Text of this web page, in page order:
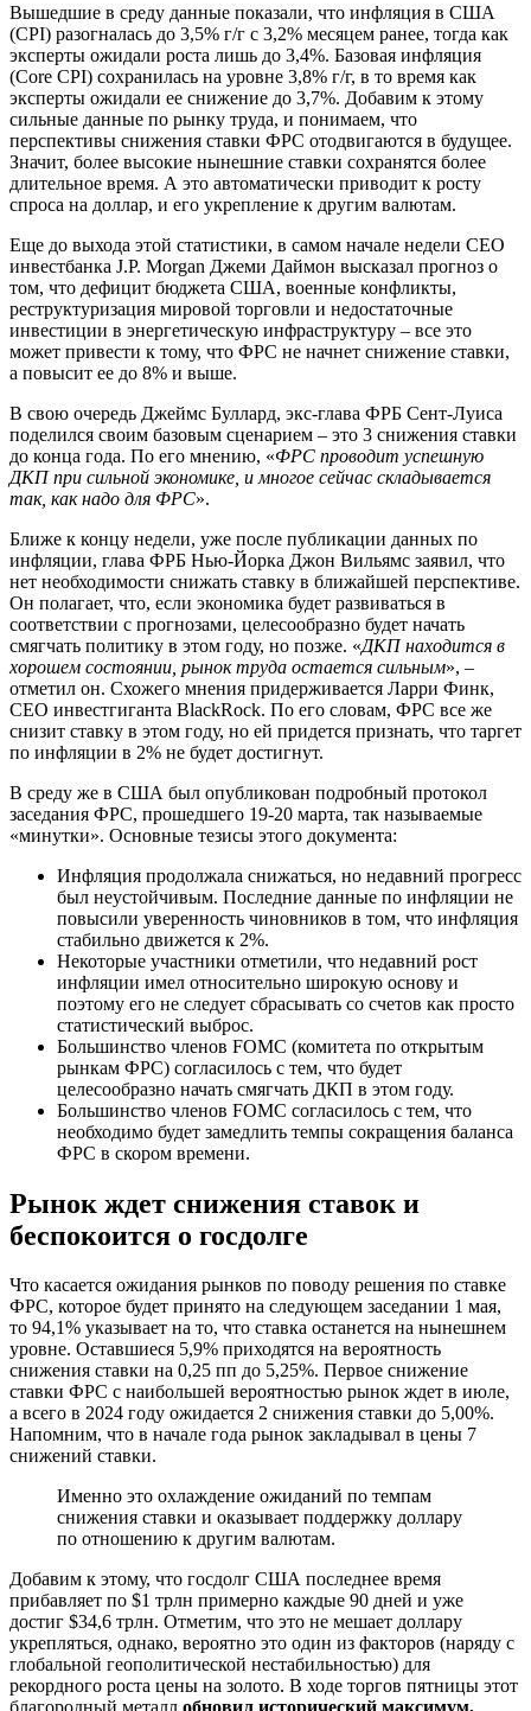
Вышедшие в среду данные показали, что инфляция в США
(CPI) разогналась до 3,5% г/г с 3,2% месяцем ранее, тогда как
эксперты ожидали роста лишь до 3,4%. Базовая инфляция
(Core CPI) сохранилась на уровне 3,8% г/г, в то время как
эксперты ожидали ее снижение до 3,7%. Добавим к этому
сильные данные по рынку труда, и понимаем, что
перспективы снижения ставки ФРС отодвигаются в будущее.
Значит, более высокие нынешние ставки сохранятся более
длительное время. А это автоматически приводит к росту
спроса на доллар, и его укрепление к другим валютам.
Еще до выхода этой статистики, в самом начале недели CEO
инвестбанка J.P. Morgan Джеми Даймон высказал прогноз о
том, что дефицит бюджета США, военные конфликты,
реструктуризация мировой торговли и недостаточные
инвестиции в энергетическую инфраструктуру – все это
может привести к тому, что ФРС не начнет снижение ставки,
а повысит ее до 8% и выше.
В свою очередь Джеймс Буллард, экс-глава ФРБ Сент-Луиса
поделился своим базовым сценарием – это 3 снижения ставки
до конца года. По его мнению, «ФРС проводит успешную
ДКП при сильной экономике, и многое сейчас складывается
так, как надо для ФРС».
Ближе к концу недели, уже после публикации данных по
инфляции, глава ФРБ Нью-Йорка Джон Вильямс заявил, что
нет необходимости снижать ставку в ближайшей перспективе.
Он полагает, что, если экономика будет развиваться в
соответствии с прогнозами, целесообразно будет начать
смягчать политику в этом году, но позже. «ДКП находится в
хорошем состоянии, рынок труда остается сильным», –
отметил он. Схожего мнения придерживается Ларри Финк,
CEO инвестгиганта BlackRock. По его словам, ФРС все же
снизит ставку в этом году, но ей придется признать, что таргет
по инфляции в 2% не будет достигнут.
В среду же в США был опубликован подробный протокол
заседания ФРС, прошедшего 19-20 марта, так называемые
«минутки». Основные тезисы этого документа:
Инфляция продолжала снижаться, но недавний прогресс
был неустойчивым. Последние данные по инфляции не
повысили уверенность чиновников в том, что инфляция
стабильно движется к 2%.
Некоторые участники отметили, что недавний рост
инфляции имел относительно широкую основу и
поэтому его не следует сбрасывать со счетов как просто
статистический выброс.
Большинство членов FOMC (комитета по открытым
рынкам ФРС) согласилось с тем, что будет
целесообразно начать смягчать ДКП в этом году.
Большинство членов FOMC согласилось с тем, что
необходимо будет замедлить темпы сокращения баланса
ФРС в скором времени.
Рынок ждет снижения ставок и
беспокоится о госдолге
Что касается ожидания рынков по поводу решения по ставке
ФРС, которое будет принято на следующем заседании 1 мая,
то 94,1% указывает на то, что ставка останется на нынешнем
уровне. Оставшиеся 5,9% приходятся на вероятность
снижения ставки на 0,25 пп до 5,25%. Первое снижение
ставки ФРС с наибольшей вероятностью рынок ждет в июле,
а всего в 2024 году ожидается 2 снижения ставки до 5,00%.
Напомним, что в начале года рынок закладывал в цены 7
снижений ставки.
Именно это охлаждение ожиданий по темпам
снижения ставки и оказывает поддержку доллару
по отношению к другим валютам.
Добавим к этому, что госдолг США последнее время
прибавляет по $1 трлн примерно каждые 90 дней и уже
достиг $34,6 трлн. Отметим, что это не мешает доллару
укрепляться, однако, вероятно это один из факторов (наряду с
глобальной геополитической нестабильностью) для
рекордного роста цены на золото. В ходе торгов пятницы этот